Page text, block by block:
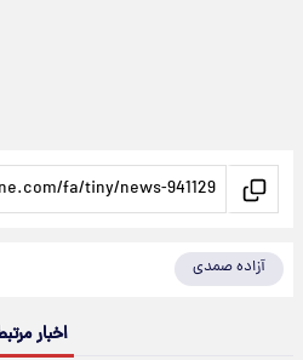
آزاده صمدی
اخبار مرتبط